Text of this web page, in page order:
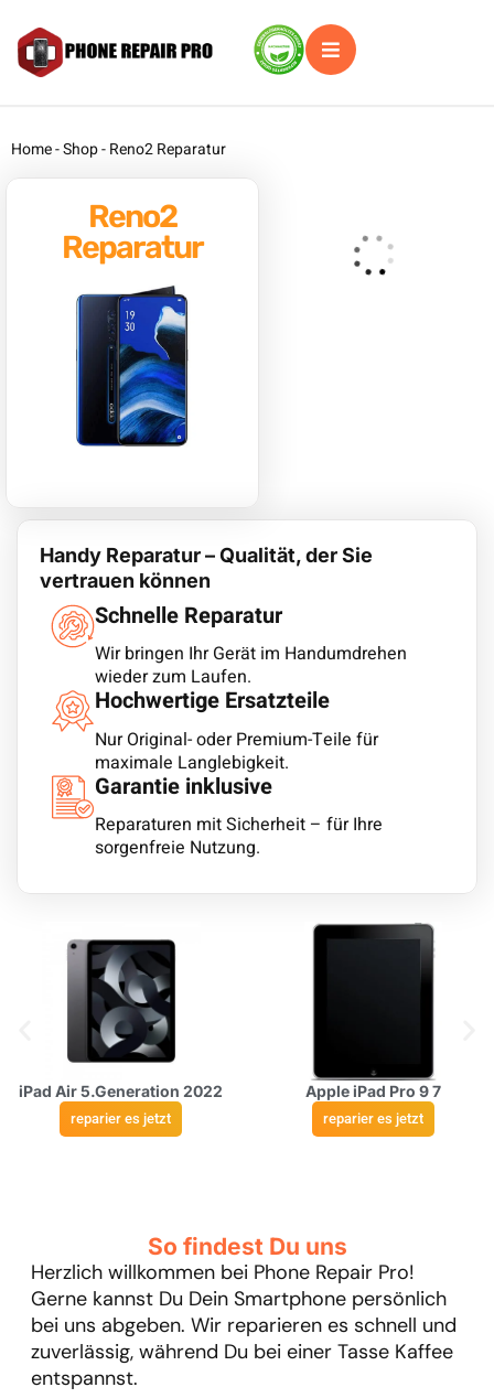
Home-Shop-Reno2 Reparatur
Handy Reparatur – Qualität, der Sie
vertrauen können
Schnelle Reparatur
Wir bringen Ihr Gerät im Handumdrehen
wieder zum Laufen.
Hochwertige Ersatzteile
Nur Original- oder Premium-Teile für
maximale Langlebigkeit.
Garantie inklusive
Reparaturen mit Sicherheit – für Ihre
sorgenfreie Nutzung.
Reno2
Reparatur
iPad Air 5.Generation 2022
reparier es jetzt
Apple iPad Pro 9 7
reparier es jetzt
So findest Du uns
Herzlich willkommen bei Phone Repair Pro!
Gerne kannst Du Dein Smartphone persönlich
bei uns abgeben. Wir reparieren es schnell und
zuverlässig, während Du bei einer Tasse Kaffee
entspannst.